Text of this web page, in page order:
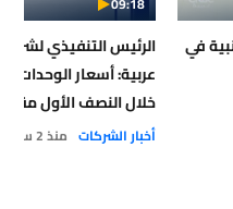
في
خلال النصف الأول
بنحو 10% على الأقل
أخبار الشركات منذ 2 ساعة